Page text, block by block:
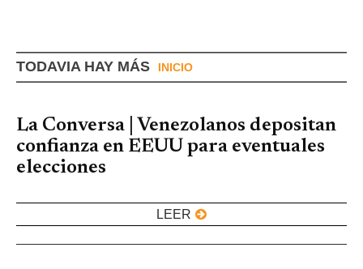
TODAVIA HAY MÁS INICIO
La Conversa | Venezolanos depositan
confianza en EEUU para eventuales
elecciones
LEER